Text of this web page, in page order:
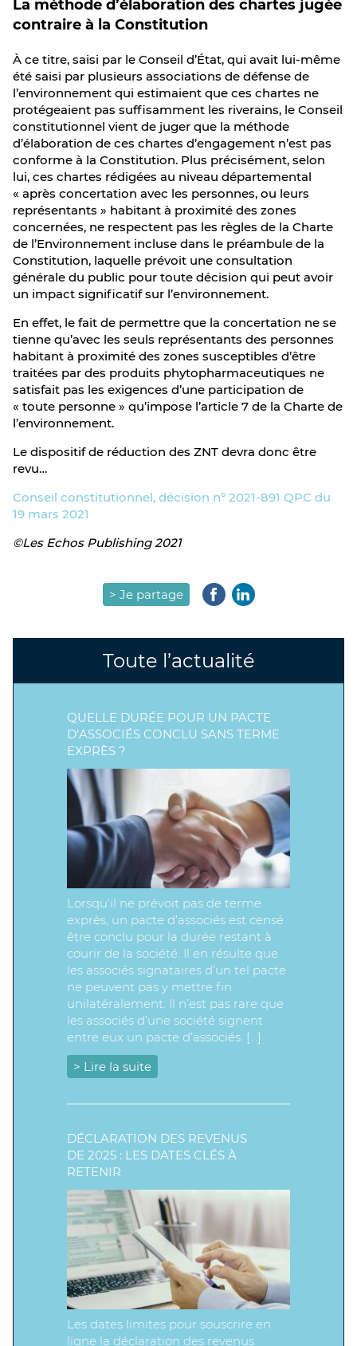
La méthode d’élaboration des chartes jugée
contraire à la Constitution
À ce titre, saisi par le Conseil d’État, qui avait lui-même
été saisi par plusieurs associations de défense de
l’environnement qui estimaient que ces chartes ne
protégeaient pas suffisamment les riverains, le Conseil
constitutionnel vient de juger que la méthode
d’élaboration de ces chartes d’engagement n’est pas
conforme à la Constitution. Plus précisément, selon
lui, ces chartes rédigées au niveau départemental
« après concertation avec les personnes, ou leurs
représentants » habitant à proximité des zones
concernées, ne respectent pas les règles de la Charte
de l’Environnement incluse dans le préambule de la
Constitution, laquelle prévoit une consultation
générale du public pour toute décision qui peut avoir
un impact significatif sur l’environnement.
En effet, le fait de permettre que la concertation ne se
tienne qu’avec les seuls représentants des personnes
habitant à proximité des zones susceptibles d’être
traitées par des produits phytopharmaceutiques ne
satisfait pas les exigences d’une participation de
« toute personne » qu’impose l’article 7 de la Charte de
l’environnement.
Le dispositif de réduction des ZNT devra donc être
revu…
Conseil constitutionnel, décision n° 2021-891 QPC du
19 mars 2021
©Les Echos Publishing 2021
> Je partage
Toute l’actualité
QUELLE DURÉE POUR UN PACTE
D’ASSOCIÉS CONCLU SANS TERME
EXPRÈS ?
Lorsqu’il ne prévoit pas de terme
exprès, un pacte d’associés est censé
être conclu pour la durée restant à
courir de la société. Il en résulte que
les associés signataires d’un tel pacte
ne peuvent pas y mettre fin
unilatéralement. Il n’est pas rare que
les associés d’une société signent
entre eux un pacte d’associés. […]
> Lire la suite
DÉCLARATION DES REVENUS
DE 2025 : LES DATES CLÉS À
RETENIR
Les dates limites pour souscrire en
ligne la déclaration des revenus